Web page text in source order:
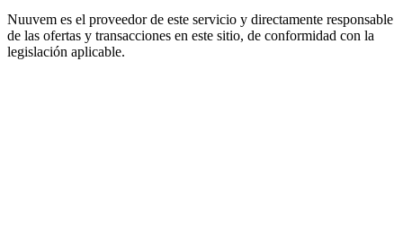
Nuuvem es el proveedor de este servicio y directamente responsable
de las ofertas y transacciones en este sitio, de conformidad con la
legislación aplicable.